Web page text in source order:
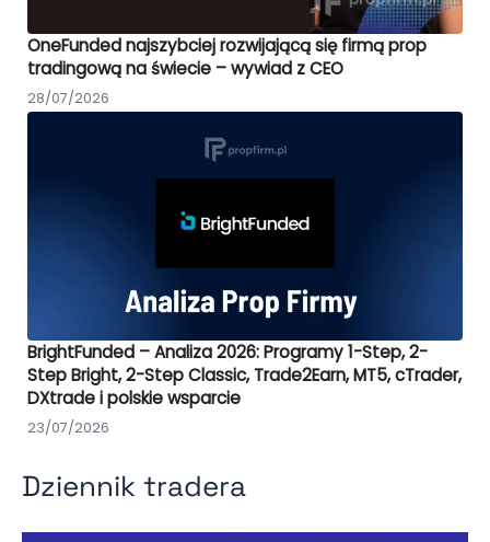
OneFunded najszybciej rozwijającą się firmą prop
tradingową na świecie – wywiad z CEO
28/07/2026
BrightFunded – Analiza 2026: Programy 1-Step, 2-
Step Bright, 2-Step Classic, Trade2Earn, MT5, cTrader,
DXtrade i polskie wsparcie
23/07/2026
Dziennik tradera